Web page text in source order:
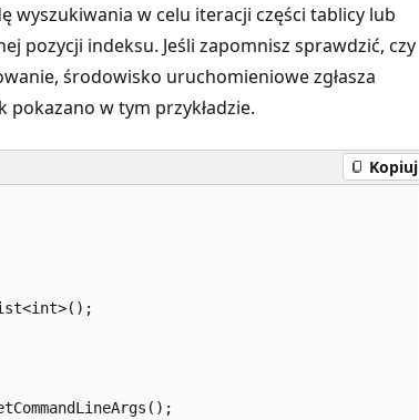
wyszukiwania w celu iteracji części tablicy lub
pozycji indeksu. Jeśli zapomnisz sprawdzić, czy
środowisko uruchomieniowe zgłasza
pokazano w tym przykładzie.
Kopiuj